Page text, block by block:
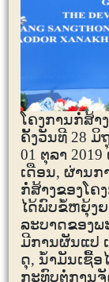
ໂຄງການກໍ່ສ້າ
ຄັ້ງວັນທີ 28 ມິ
01 ຕຸລາ 2019
ເດືອນ, ຜ່ານ
ກໍ່ສ້າງຂອງໂຄ
ໄດ້ພົບຂໍ້ຫຍຸ້ງ
ລະບາດຂອງພ
ມີການຜັນແປ
ດຸ, ນໍ້າມັນເຊື້ອ
ກະທົບຕໍ່ການ